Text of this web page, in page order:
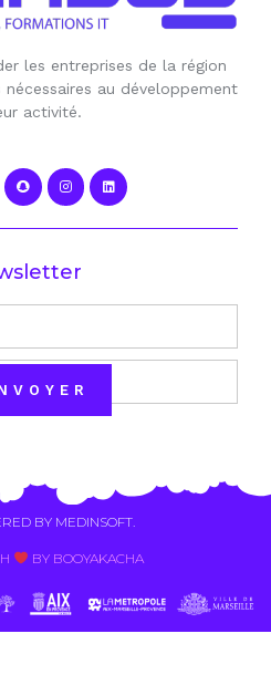
les entreprises de la région
au développement
activité.
BY MEDINSOFT.
BY BOOYAKACHA​